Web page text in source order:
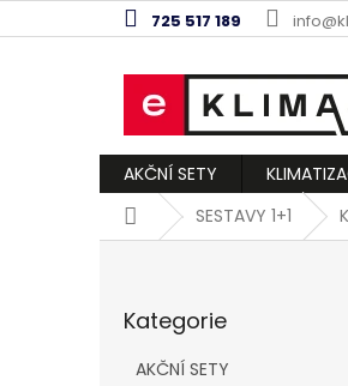
na
725 517 189
AKČNÍ SETY
DomůSESTAVY 1+1
kategorie
Kategorie
AKČNÍ SETY